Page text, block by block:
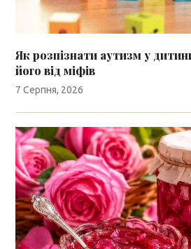
Як розпізнати аутизм у
його від міфів
7 Серпня, 2026